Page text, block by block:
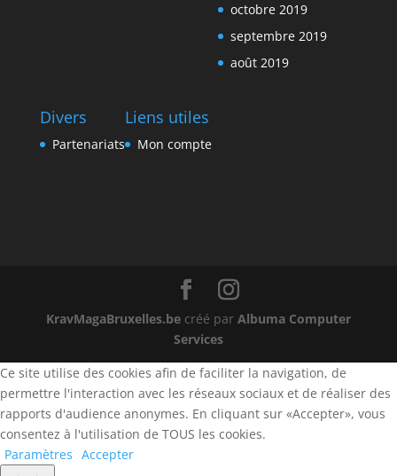
octobre 2019
septembre 2019
août 2019
Divers
Partenariats
Liens utiles
Mon compte
KravMagaBruxelles.becréé par Albuma Computer
Services
Ce site utilise des cookies afin de faciliter la navigation, de
permettre l'interaction avec les réseaux sociaux et de réaliser des
rapports d'audience anonymes. En cliquant sur «Accepter», vous
consentez à l'utilisation de TOUS les cookies.
Paramètres Accepter